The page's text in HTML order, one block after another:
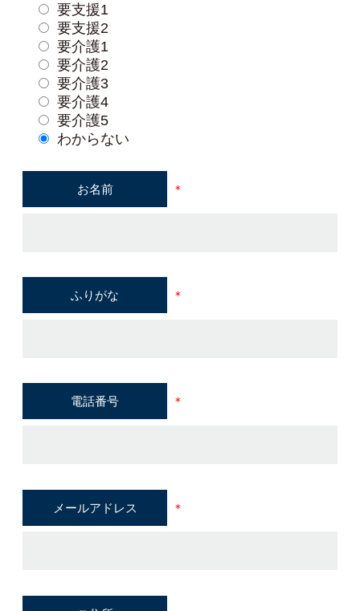
要支援1
要支援2
要介護1
要介護2
要介護3
要介護4
要介護5
わからない
お名前 ＊
ふりがな ＊
電話番号 ＊
メールアドレス ＊